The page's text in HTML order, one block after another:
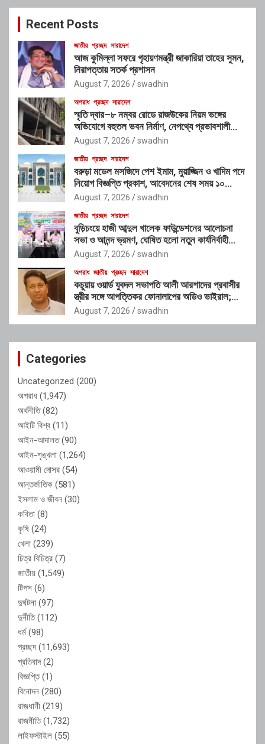
c
Recent Posts
জাতীয় প্রচ্ছদ সারাদেশ
আজ কুমিল্লা সফরে গৃহায়ণমন্ত্রী জাকারিয়া তাহের সুমন,
নিরাপত্তায় সতর্ক প্রশাসন
August 7, 2026 swadhin
অপরাধ প্রচ্ছদ সারাদেশ
স্মৃতি দ্বার–৮ নম্বর রোডে রাজউকের নিয়ম ভঙ্গের
অভিযোগে বহুতল ভবন নির্মাণ, নেপথ্যে প্রভাবশালী
চক্রের যোগসাজশের প্রশ্ন
August 7, 2026 swadhin
জাতীয় প্রচ্ছদ সারাদেশ
বরুড়া মডেল মসজিদে পেশ ইমাম, মুয়াজ্জিন ও খাদিম পদে
নিয়োগ বিজ্ঞপ্তি প্রকাশ, আবেদনের শেষ সময় ১০
আগস্ট
August 7, 2026 swadhin
জাতীয় প্রচ্ছদ সারাদেশ
বুড়িচংয়ে হাজী আব্দুল খালেক ফাউন্ডেশনের আলোচনা
সভা ও আনন্দ ভ্রমণ, ঘোষিত হলো নতুন কার্যনির্বাহী
কমিটি
August 7, 2026 swadhin
অপরাধ জাতীয় প্রচ্ছদ সারাদেশ
কচুয়ায় ওয়ার্ড যুবদল সভাপতি আলী আরশাদের প্রবাসীর
স্ত্রীর সঙ্গে আপত্তিকর ফোনালাপের অডিও ভাইরাল;
শাস্তির দাবি এলাকাবাসীর
August 7, 2026 swadhin
Categories
Uncategorized (200)
অপরাধ (1,947)
অর্থনীতি(82)
আইটি বিশ্ব (11)
আইন-আদালত(90)
আইন-শৃঙ্খলা (1,264)
আওয়ামী দোসর (54)
আন্তর্জাতিক (581)
ইসলাম ও জীবন (30)
কবিতা (8)
কৃষি (24)
খেলা (239)
চিত্র বিচিত্র (7)
জাতীয় (1,549)
টিপস (6)
দুর্ঘটনা (97)
দুর্নীতি(112)
ধর্ম(98)
প্রচ্ছদ(11,693)
প্রতিবাদ(2)
বিজ্ঞপ্তি(1)
বিনোদন (280)
রাজধানী (219)
রাজনীতি(1,732)
লাইফস্টাইল (55)